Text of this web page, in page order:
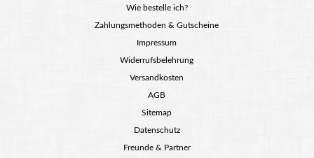
Wie bestelle ich?
Zahlungsmethoden & Gutscheine
Impressum
Widerrufsbelehrung
Versandkosten
AGB
Sitemap
Datenschutz
Freunde & Partner